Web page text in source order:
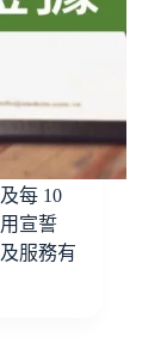
每 10
宣誓
服務有